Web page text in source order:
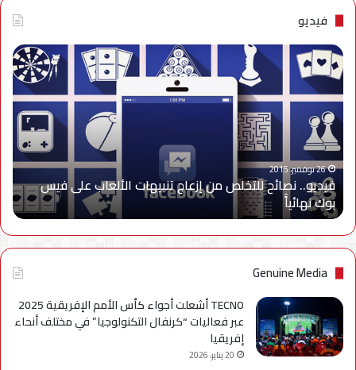
فيديو
فيديو..
نصائح
للتخلص
من
إزعاج
تنبيهات
الألعاب
على
فيس
بوك
نهائياًَ
26 نوفمبر، 2015
فيديو.. نصائح للتخلص من إزعاج تنبيهات الألعاب على فيس
بوك نهائياًَ
Genuine Media
TECNO أشعلت أجواء كأس الأمم الإفريقية 2025
عبر فعاليات “كرنفال التكنولوجيا” في مختلف أنحاء
إفريقيا
20 يناير، 2026